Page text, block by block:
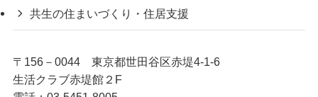
共生の住まいづくり・住居支援
〒156－0044 東京都世田谷区赤堤4-1-6
生活クラブ赤堤館２F